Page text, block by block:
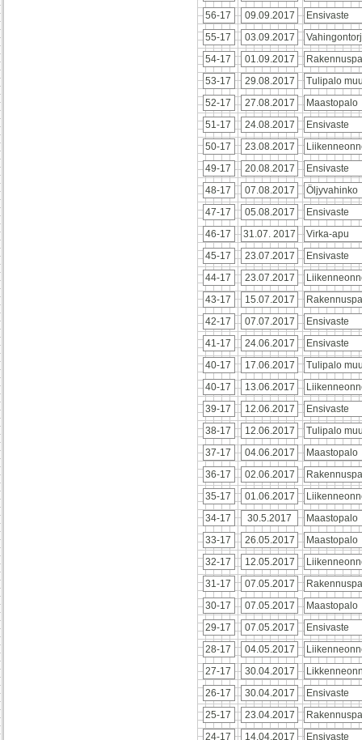
56-17
09.09.2017
Ensivaste
55-17
03.09.2017
54-17
01.09.2017
53-17
29.08.2017
Tulipalo
52-17
27.08.2017
Maastopalo
51-17
24.08.2017
Ensivaste
50-17
23.08.2017
49-17
20.08.2017
Ensivaste
48-17
07.08.2017
Öljyvahinko
47-17
05.08.2017
Ensivaste
46-17
31.07. 2017
Virka-apu
45-17
23.07.2017
Ensivaste
44-17
23.07.2017
43-17
15.07.2017
42-17
07.07.2017
Ensivaste
41-17
24.06.2017
Ensivaste
40-17
17.06.2017
Tulipalo
40-17
13.06.2017
39-17
12.06.2017
Ensivaste
38-17
12.06.2017
Tulipalo
37-17
04.06.2017
Maastopalo
36-17
02.06.2017
35-17
01.06.2017
34-17
30.5.2017
Maastopalo
33-17
26.05.2017
Maastopalo
32-17
12.05.2017
31-17
07.05.2017
30-17
07.05.2017
Maastopalo
29-17
07.05.2017
Ensivaste
28-17
04.05.2017
27-17
30.04.2017
26-17
30.04.2017
Ensivaste
25-17
23.04.2017
24-17
14.04.2017 Ensivaste